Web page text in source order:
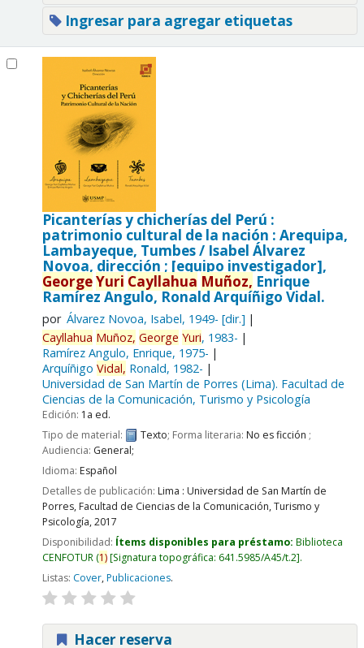
Ingresar para agregar etiquetas
Picanterías y chicherías del Perú :
patrimonio cultural de la nación : Arequipa,
Lambayeque, Tumbes / Isabel Álvarez
Novoa, dirección ; [equipo investigador],
GeorgeYuri Cayllahua Muñoz, Enrique
Ramírez Angulo, Ronald Arquíñigo Vidal.
por Álvarez Novoa, Isabel, 1949- [dir.]
Cayllahua Muñoz, George Yuri, 1983-
Ramírez Angulo, Enrique, 1975-
Arquíñigo Vidal, Ronald, 1982-
Universidad de San Martín de Porres (Lima). Facultad de
Ciencias de la Comunicación, Turismo y Psicología
Edición: 1a ed.
Tipo de material:
Texto; Forma literaria: No es ficción ;
Audiencia: General;
Idioma: Español
Detalles de publicación: Lima : Universidad de San Martín de
Porres, Facultad de Ciencias de la Comunicación, Turismo y
Psicología,2017
Disponibilidad: Ítems disponibles para préstamo: Biblioteca
CENFOTUR(1) Signatura topográfica: 641.5985/A45/t.2 .
Listas: Cover,Publicaciones.
Hacer reserva